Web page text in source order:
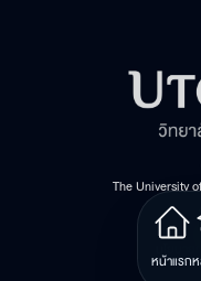
หน้าแรก
The University